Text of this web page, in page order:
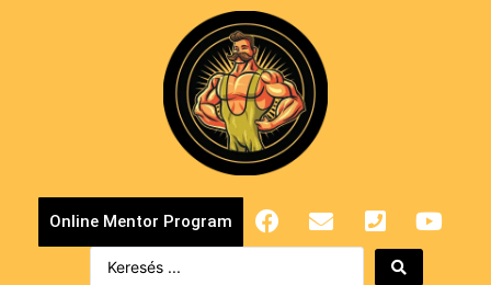
Online Mentor Program